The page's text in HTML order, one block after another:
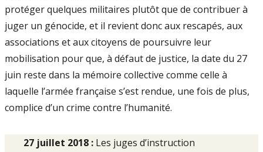
protéger quelques militaires plutôt que de contribuer à
juger un génocide, et il revient donc aux rescapés, aux
associations et aux citoyens de poursuivre leur
mobilisation pour que, à défaut de justice, la date du 27
juin reste dans la mémoire collective comme celle à
laquelle l’armée française s’est rendue, une fois de plus,
complice d’un crime contre l’humanité.
27 juillet 2018 : Les juges d’instruction